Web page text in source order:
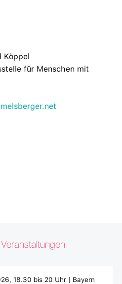
Köppel
für Menschen mit
18.30 bis 20 Uhr | Bayern